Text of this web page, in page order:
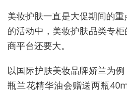
美妆护肤一直是大促期间的
的活动中，美妆护肤品类专
商平台还要大。
以国际护肤美妆品牌娇兰为
瓶兰花精华油会赠送两瓶